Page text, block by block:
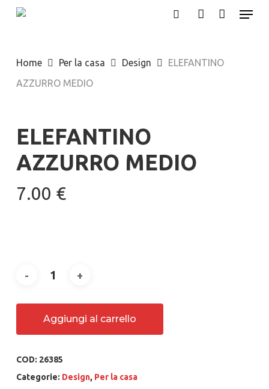
Skip
content
Menu
Home Per la casa Design
ELEFANTINO
AZZURRO MEDIO
ELEFANTINO
AZZURRO MEDIO
7.00 €
Aggiungi al carrello
COD: 26385
Categorie: Design, Per la casa